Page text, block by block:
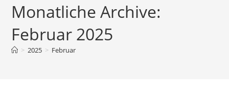
Monatliche Archive:
Februar 2025
> 2025 > Februar